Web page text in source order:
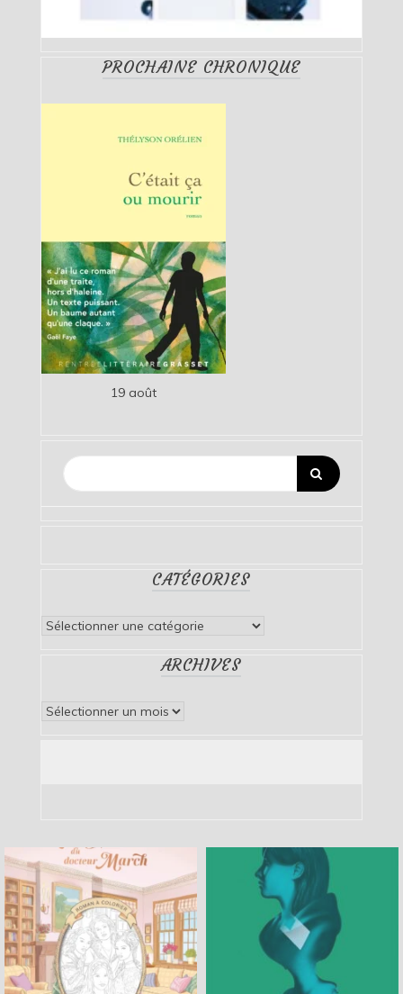
PROCHAINE CHRONIQUE
19 août
CATÉGORIES
Catégories
ARCHIVES
Archives